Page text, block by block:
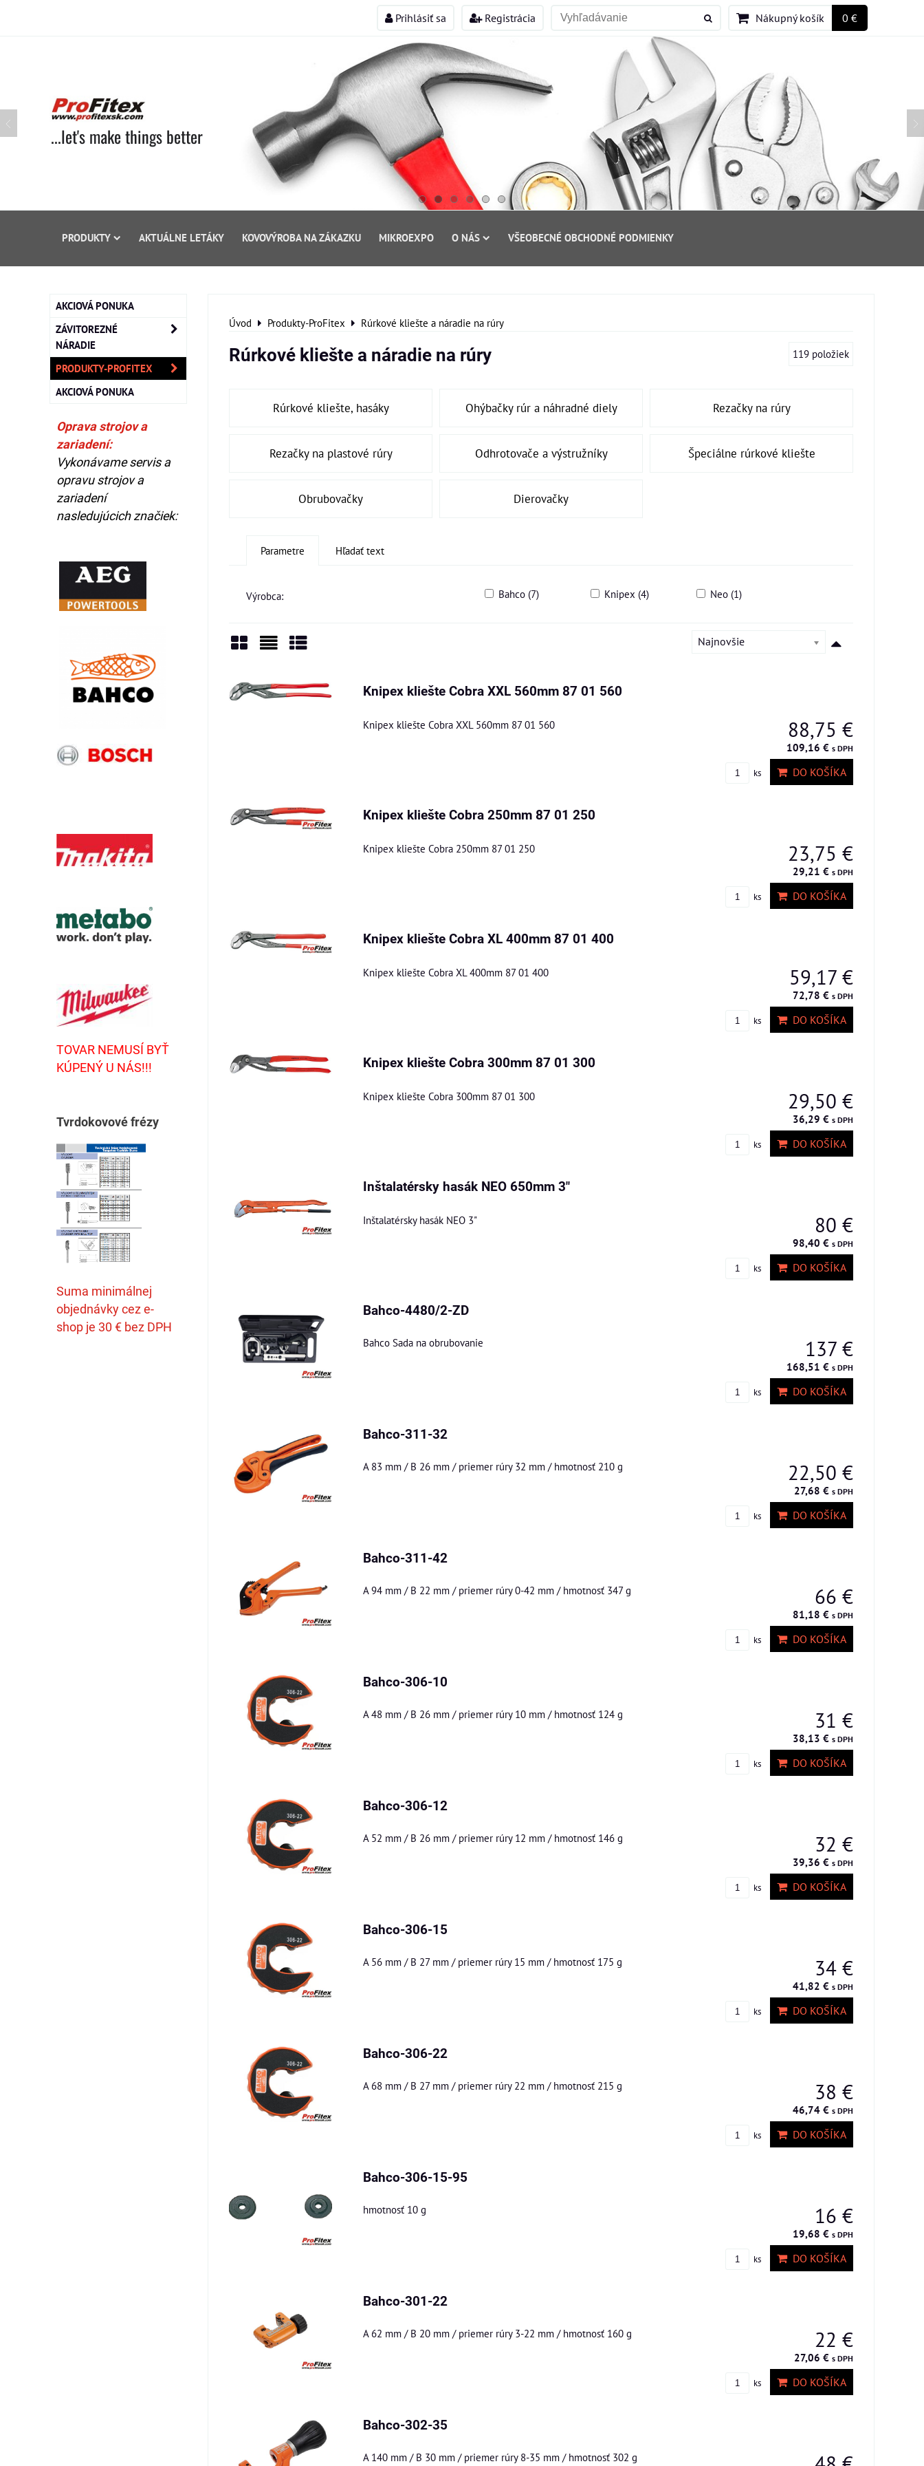
Prihlásiť sa Registrácia Nákupný košík 0 €
...let's make things better
PRODUKTY AKTUÁLNE LETÁKY KOVOVÝROBA NA ZÁKAZKU MIKROEXPO O NÁS VŠEOBECNÉ OBCHODNÉ PODMIENKY
Úvod Produkty-ProFitex Rúrkové kliešte a náradie na rúry
Rúrkové kliešte a náradie na rúry 119 položiek
Rúrkové kliešte, hasáky Ohýbačky rúr a náhradné diely Rezačky na rúry
Rezačky na plastové rúry Odhrotovače a výstružníky Špeciálne rúrkové kliešte
Obrubovačky Dierovačky
Parametre Hľadať text
Výrobca: Bahco (7) Knipex (4) Neo (1)
Najnovšie
Knipex kliešte Cobra XXL 560mm 87 01 560
Knipex kliešte Cobra XXL 560mm 87 01 560 88,75 €
109,16 € s DPH
ks DO KOŠÍKA
Knipex kliešte Cobra 250mm 87 01 250
Knipex kliešte Cobra 250mm 87 01 250 23,75 €
29,21 € s DPH
ks DO KOŠÍKA
Knipex kliešte Cobra XL 400mm 87 01 400
Knipex kliešte Cobra XL 400mm 87 01 400 59,17 €
72,78 € s DPH
ks DO KOŠÍKA
Knipex kliešte Cobra 300mm 87 01 300
Knipex kliešte Cobra 300mm 87 01 300 29,50 €
36,29 € s DPH
ks DO KOŠÍKA
Inštalatérsky hasák NEO 650mm 3"
Inštalatérsky hasák NEO 3" 80 €
98,40 € s DPH
ks DO KOŠÍKA
Bahco-4480/2-ZD
Bahco Sada na obrubovanie 137 €
168,51 € s DPH
ks DO KOŠÍKA
Bahco-311-32
A 83 mm / B 26 mm / priemer rúry 32 mm / hmotnosť 210 g 22,50 €
27,68 € s DPH
ks DO KOŠÍKA
Bahco-311-42
A 94 mm / B 22 mm / priemer rúry 0-42 mm / hmotnosť 347 g 66 €
81,18 € s DPH
ks DO KOŠÍKA
Bahco-306-10
A 48 mm / B 26 mm / priemer rúry 10 mm / hmotnosť 124 g 31 €
38,13 € s DPH
ks DO KOŠÍKA
Bahco-306-12
A 52 mm / B 26 mm / priemer rúry 12 mm / hmotnosť 146 g 32 €
39,36 € s DPH
ks DO KOŠÍKA
Bahco-306-15
A 56 mm / B 27 mm / priemer rúry 15 mm / hmotnosť 175 g 34 €
41,82 € s DPH
ks DO KOŠÍKA
Bahco-306-22
A 68 mm / B 27 mm / priemer rúry 22 mm / hmotnosť 215 g 38 €
46,74 € s DPH
ks DO KOŠÍKA
Bahco-306-15-95
hmotnosť 10 g 16 €
19,68 € s DPH
ks DO KOŠÍKA
Bahco-301-22
A 62 mm / B 20 mm / priemer rúry 3-22 mm / hmotnosť 160 g 22 €
27,06 € s DPH
ks DO KOŠÍKA
Bahco-302-35
A 140 mm / B 30 mm / priemer rúry 8-35 mm / hmotnosť 302 g
AKCIOVÁ PONUKA
ZÁVITOREZNÉ
NÁRADIE
PRODUKTY-PROFITEX
AKCIOVÁ PONUKA
Oprava strojov a
zariadení:
Vykonávame servis a
opravu strojov a
zariadení
nasledujúcich značiek:
TOVAR NEMUSÍ BYŤ
KÚPENÝ U NÁS!!!
Tvrdokovové frézy
Suma minimálnej
objednávky cez e-
shop je 30 € bez DPH